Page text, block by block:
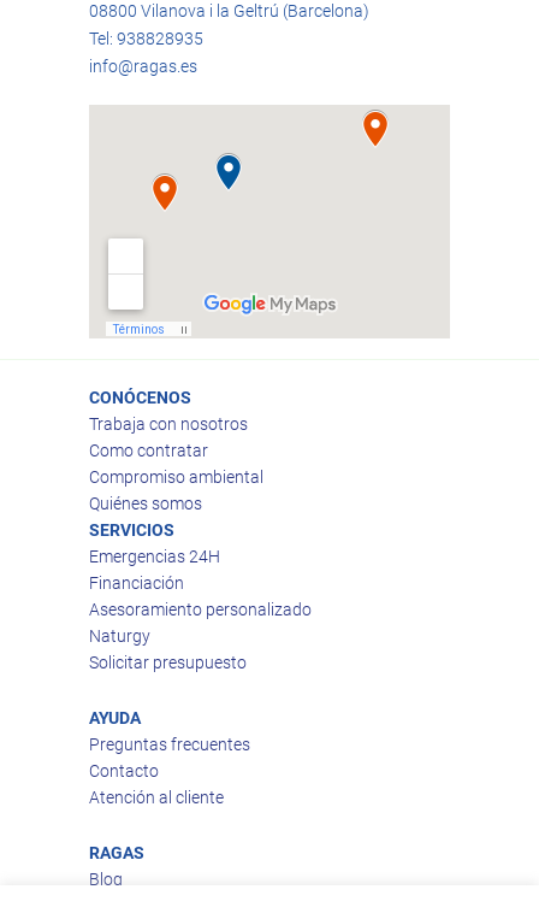
08800 Vilanova i la Geltrú (Barcelona)
Tel: 938828935
info@ragas.es
CONÓCENOS
Trabaja con nosotros
Como contratar
Compromiso ambiental
Quiénes somos
SERVICIOS
Emergencias 24H
Financiación
Asesoramiento personalizado
Naturgy
Solicitar presupuesto
AYUDA
Preguntas frecuentes
Contacto
Atención al cliente
RAGAS
Blog